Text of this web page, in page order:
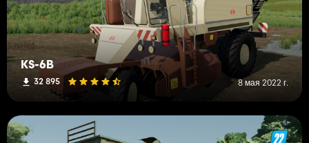
KS-6B
32 895 8 мая 2022 г.